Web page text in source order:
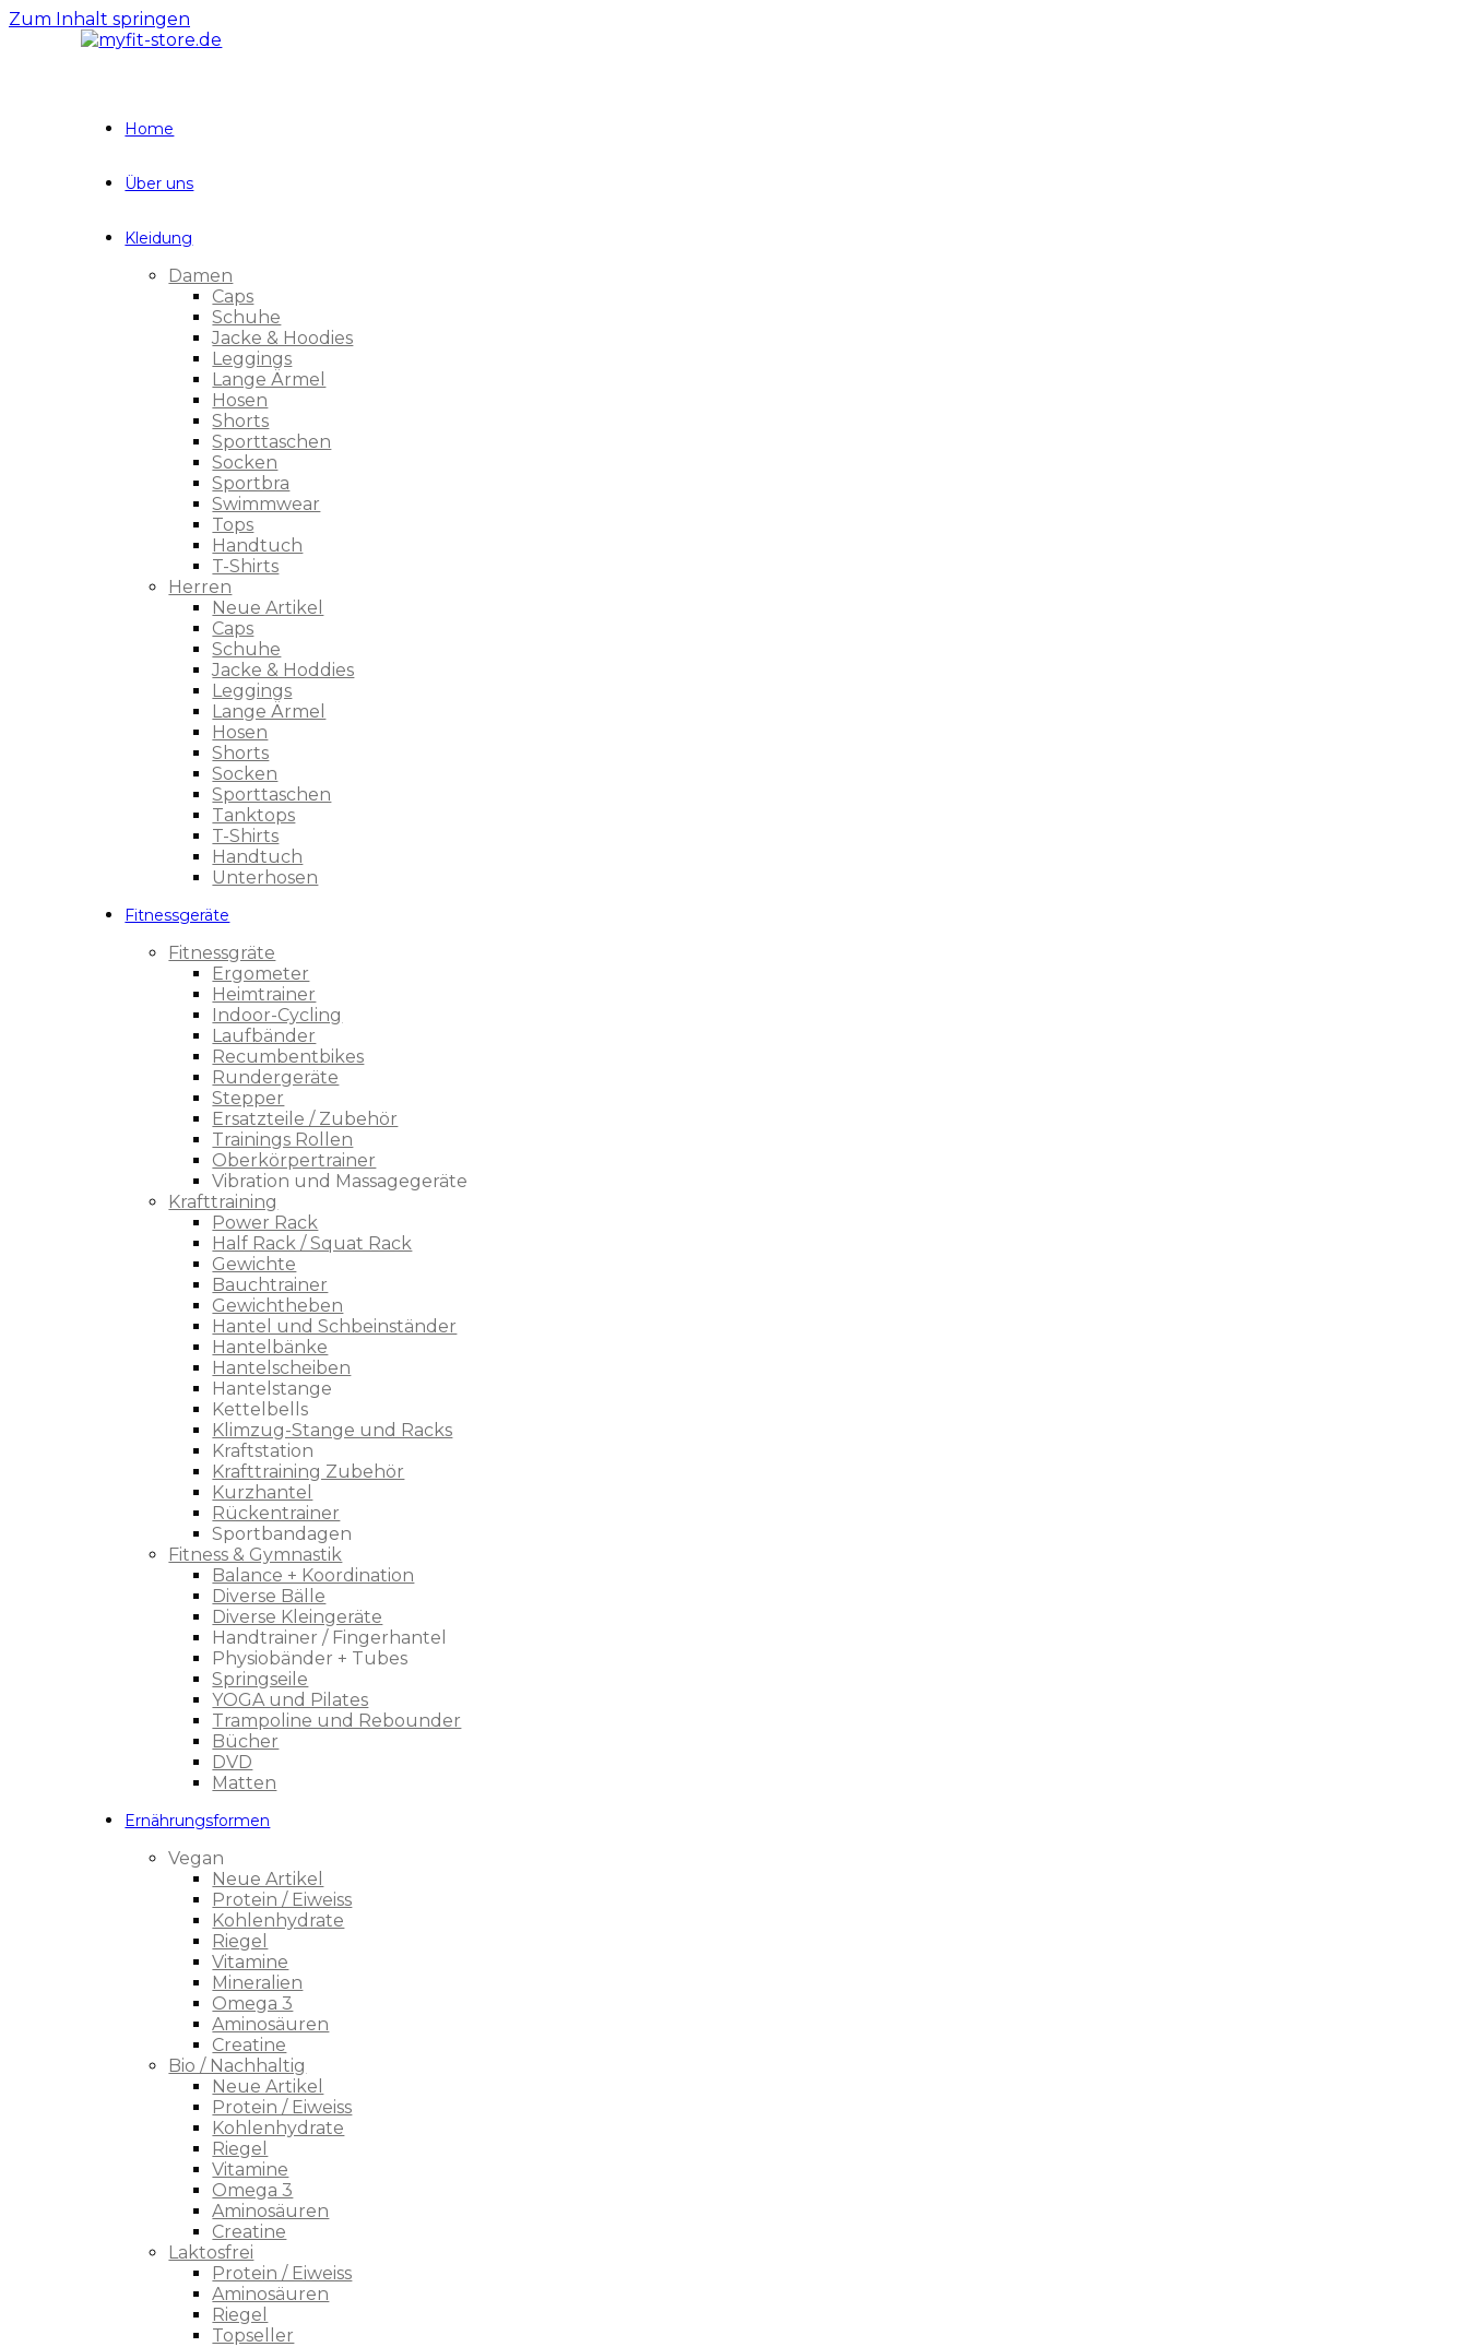
Zum Inhalt springen
Home
Über uns
Kleidung
Damen
Caps
Schuhe
Jacke & Hoodies
Leggings
Lange Ärmel
Hosen
Shorts
Sporttaschen
Socken
Sportbra
Swimmwear
Tops
Handtuch
T-Shirts
Herren
Neue Artikel
Caps
Schuhe
Jacke & Hoddies
Leggings
Lange Ärmel
Hosen
Shorts
Socken
Sporttaschen
Tanktops
T-Shirts
Handtuch
Unterhosen
Fitnessgeräte
Fitnessgräte
Ergometer
Heimtrainer
Indoor-Cycling
Laufbänder
Recumbentbikes
Rundergeräte
Stepper
Ersatzteile / Zubehör
Trainings Rollen
Oberkörpertrainer
Vibration und Massagegeräte
Krafttraining
Power Rack
Half Rack / Squat Rack
Gewichte
Bauchtrainer
Gewichtheben
Hantel und Schbeinständer
Hantelbänke
Hantelscheiben
Hantelstange
Kettelbells
Klimzug-Stange und Racks
Kraftstation
Krafttraining Zubehör
Kurzhantel
Rückentrainer
Sportbandagen
Fitness & Gymnastik
Balance + Koordination
Diverse Bälle
Diverse Kleingeräte
Handtrainer / Fingerhantel
Physiobänder + Tubes
Springseile
YOGA und Pilates
Trampoline und Rebounder
Bücher
DVD
Matten
Ernährungsformen
Vegan
Neue Artikel
Protein / Eiweiss
Kohlenhydrate
Riegel
Vitamine
Mineralien
Omega 3
Aminosäuren
Creatine
Bio / Nachhaltig
Neue Artikel
Protein / Eiweiss
Kohlenhydrate
Riegel
Vitamine
Omega 3
Aminosäuren
Creatine
Laktosfrei
Protein / Eiweiss
Aminosäuren
Riegel
Topseller